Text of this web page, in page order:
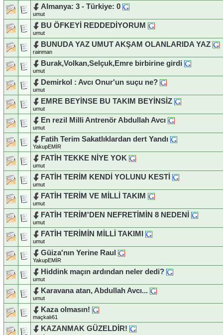
Almanya: 3 - Türkiye: 0
umut
BU ÖFKEYİ REDDEDİYORUM
umut
BUNUDA YAZ UMUT AKŞAM OLANLARIDA YAZ
rainman
Burak,Volkan,Selçuk,Emre birbirine girdi
umut
Demirkol : Avcı Onur'un suçu ne?
umut
EMRE BEYİNSE BU TAKIM BEYİNSİZ
umut
En rezil Milli Antrenör Abdullah Avcı
umut
Fatih Terim Sakatlıklardan dert Yandı
YakupEMİR
FATİH TEKKE NİYE YOK
umut
FATİH TERİM KENDİ YOLUNU KESTİ
umut
FATİH TERİM VE MİLLİ TAKIM
umut
FATİH TERİM'DEN NEFRETİMİN 8 NEDENİ
umut
FATİH TERİMİN MİLLİ TAKIMI
umut
Güiza'nın Yerine Raul
YakupEMİR
Hiddink maçın ardından neler dedi?
umut
Karavana atan, Abdullah Avcı...
umut
Kaza olmasın!
maçkalı61
KAZANMAK GÜZELDİR!